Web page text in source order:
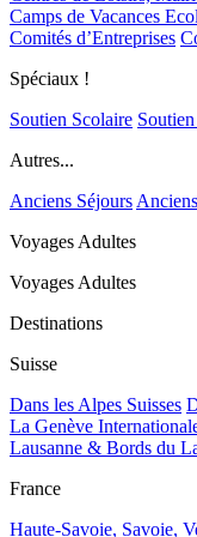
Camps de Vacances
Comités d’Entreprises
Spéciaux !
Soutien Scolaire
Autres...
Anciens Séjours
Voyages Adultes
Voyages Adultes
Destinations
Suisse
Dans les Alpes Suisses
La Genève
Lausanne & Bords du
France
Haute-Savoie, Savoie,